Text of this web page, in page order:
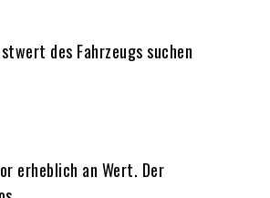
des Fahrzeugs suchen
erheblich an Wert. Der